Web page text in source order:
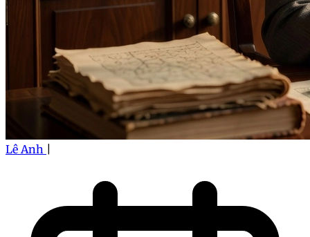
Lê Anh